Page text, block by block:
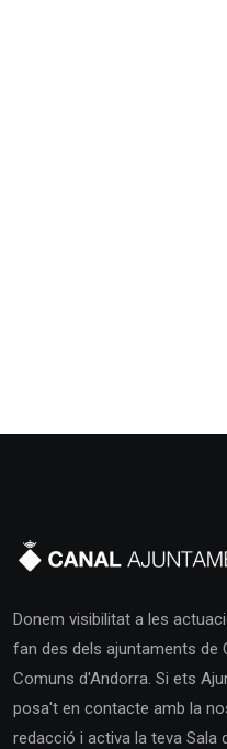
Donem visibilitat a les
fan des dels ajuntaments de
Comuns d'Andorra. Si ets
posa't en contacte amb la
redacció i activa la teva Sala